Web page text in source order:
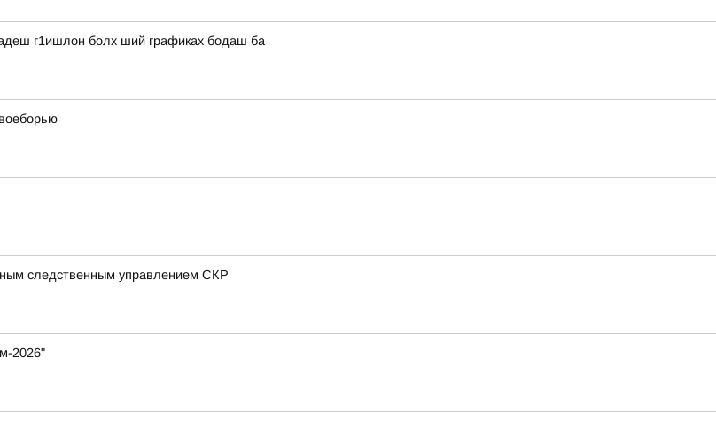
г1ишлон болх ший графиках бодаш ба
следственным управлением СКР
2026"